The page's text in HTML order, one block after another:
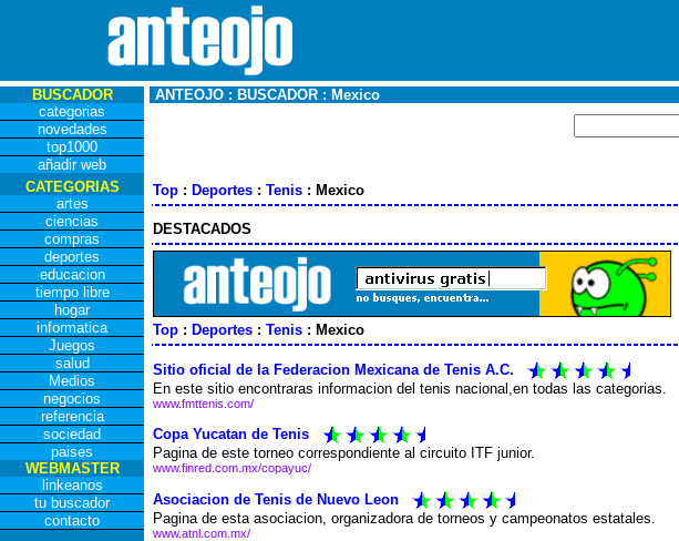
BUSCADOR
categorias
novedades
top1000
añadir web
ANTEOJO : BUSCADOR : Mexico
CATEGORIAS
artes
ciencias
compras
deportes
educacion
tiempo libre
hogar
informatica
Juegos
salud
Medios
negocios
referencia
sociedad
paises
WEBMASTER
linkeanos
tu buscador
contacto
Top : Deportes : Tenis : Mexico
DESTACADOS
Top : Deportes : Tenis : Mexico
Sitio oficial de la Federacion Mexicana de Tenis A.C.
En este sitio encontraras informacion del tenis nacional,en todas las categorias.
www.fmttenis.com/
Copa Yucatan de Tenis
Pagina de este torneo correspondiente al circuito ITF junior.
www.finred.com.mx/copayuc/
Asociacion de Tenis de Nuevo Leon
Pagina de esta asociacion, organizadora de torneos y campeonatos estatales.
www.atnl.com.mx/